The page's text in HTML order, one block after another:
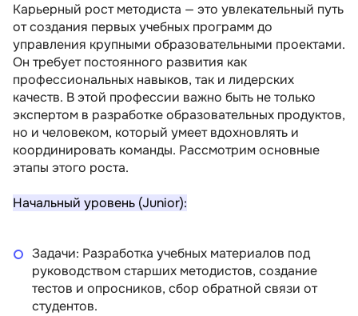
Карьерный рост методиста — это увлекательный путь
от создания первых учебных программ до
управления крупными образовательными проектами.
Он требует постоянного развития как
профессиональных навыков, так и лидерских
качеств. В этой профессии важно быть не только
экспертом в разработке образовательных продуктов,
но и человеком, который умеет вдохновлять и
координировать команды. Рассмотрим основные
этапы этого роста.
Начальный уровень (Junior):
Задачи: Разработка учебных материалов под
руководством старших методистов, создание
тестов и опросников, сбор обратной связи от
студентов.